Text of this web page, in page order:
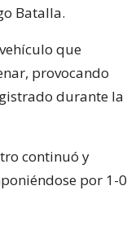
Batalla.
que
provocando
durante la
continuó y
por 1-0